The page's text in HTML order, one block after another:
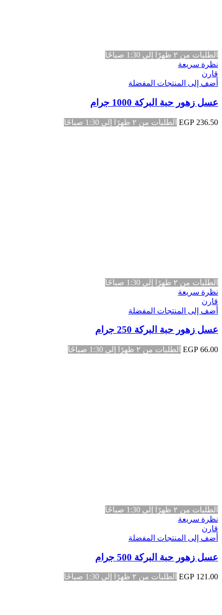
الطلبات من ٢ ظهرًا إلى 1:30 صباحًا
نظرة سريعة
قارن
أضف إلى المنتجات المفضلة
عسل زهور حبة البركة 1000 جرام
EGP 236.50 الطلبات من ٢ ظهرًا إلى 1:30 صباحًا
الطلبات من ٢ ظهرًا إلى 1:30 صباحًا
نظرة سريعة
قارن
أضف إلى المنتجات المفضلة
عسل زهور حبة البركة 250 جرام
EGP 66.00 الطلبات من ٢ ظهرًا إلى 1:30 صباحًا
الطلبات من ٢ ظهرًا إلى 1:30 صباحًا
نظرة سريعة
قارن
أضف إلى المنتجات المفضلة
عسل زهور حبة البركة 500 جرام
EGP 121.00 الطلبات من ٢ ظهرًا إلى 1:30 صباحًا